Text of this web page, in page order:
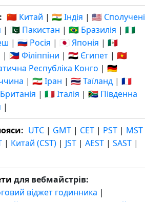
🇨🇳 Китай | 🇮🇳 Індія | 🇺🇸 Сполучені
| 🇵🇰 Пакистан | 🇧🇷 Бразилія | 🇳🇬
| 🇷🇺 Росія | 🇯🇵 Японія | 🇲🇽
| 🇵🇭 Філіппіни | 🇪🇬 Єгипет | 🇻🇳
Республіка Конго | 🇩🇪
| 🇮🇷 Іран | 🇹🇭 Таїланд | 🇫🇷
| 🇮🇹 Італія | 🇿🇦 Південна
|
: UTC | GMT | CET | PST | MST
| Китай (CST) | JST | AEST | SAST |
для вебмайстрів:
віджет годинника |